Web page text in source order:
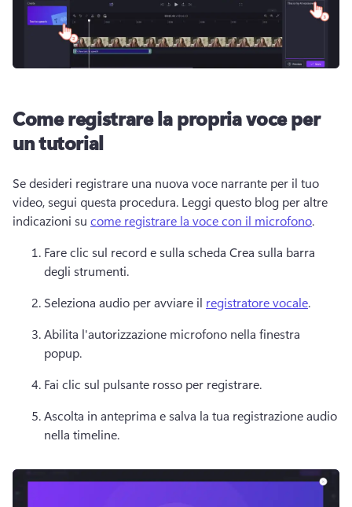
Come registrare la propria voce per
un tutorial
Se desideri registrare una nuova voce narrante per il tuo
video, segui questa procedura. Leggi questo blog per altre
indicazioni su come registrare la voce con il microfono.
Fare clic sul record e sulla scheda Crea sulla barra
degli strumenti.
Seleziona audio per avviare il registratore vocale.
Abilita l'autorizzazione microfono nella finestra
popup.
Fai clic sul pulsante rosso per registrare.
Ascolta in anteprima e salva la tua registrazione audio
nella timeline.